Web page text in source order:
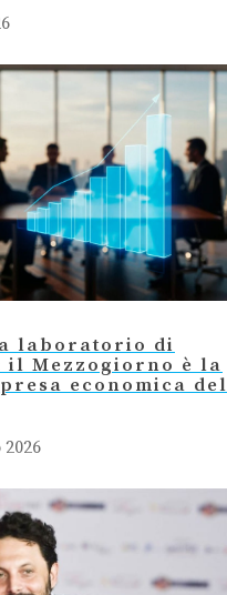
laboratorio di
il Mezzogiorno è la
economica del